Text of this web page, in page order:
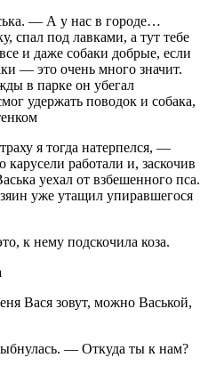
— А у нас в городе…
спал под лавками, а тут тебе
и даже собаки добрые, если
— это очень много значит.
в парке он убегал
удержать поводок и собака,
я тогда натерпелся, —
работали и, заскочив
уехал от взбешенного пса.
уже утащил упиравшегося
к нему подскочила коза.
Вася зовут, можно Васькой,
— Откуда ты к нам?